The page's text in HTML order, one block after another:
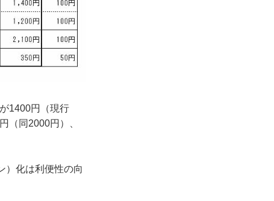
1400円（現行
（同2000円）、
）化は利便性の向